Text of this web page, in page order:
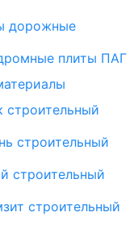
дорожные
плиты ПАГ
строительный
строительный
строительный
строительный